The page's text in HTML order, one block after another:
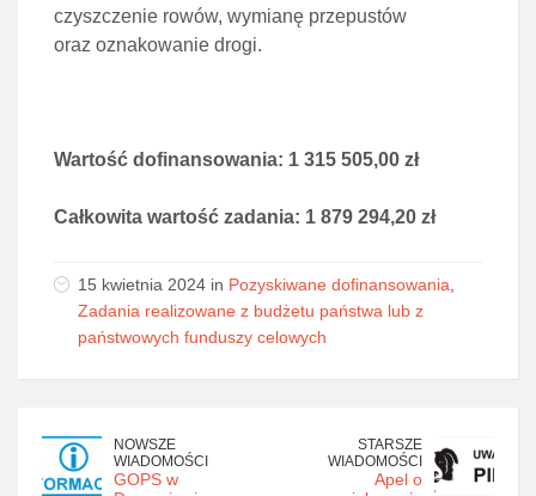
czyszczenie rowów, wymianę przepustów
oraz oznakowanie drogi.
Wartość dofinansowania: 1 315 505,00 zł
Całkowita wartość zadania: 1 879 294,20 zł
15 kwietnia 2024 in Pozyskiwane dofinansowania
Zadania realizowane z budżetu państwa lub z
państwowych funduszy celowych
NOWSZE
WIADOMOŚCI
GOPS w
STARSZE
WIADOMOŚCI
Apel o